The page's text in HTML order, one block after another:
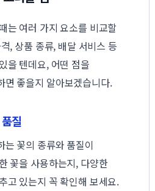
는 여러 가지 요소를 비교할
, 상품 종류, 배달 서비스 등
을 텐데요, 어떤 점을
면 좋을지 알아보겠습니다.
질
는 꽃의 종류와 품질이
꽃을 사용하는지, 다양한
고 있는지 꼭 확인해 보세요.